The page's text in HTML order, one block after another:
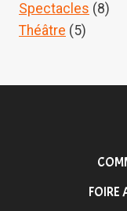
Spectacles (8)
Théâtre (5)
FOIRE